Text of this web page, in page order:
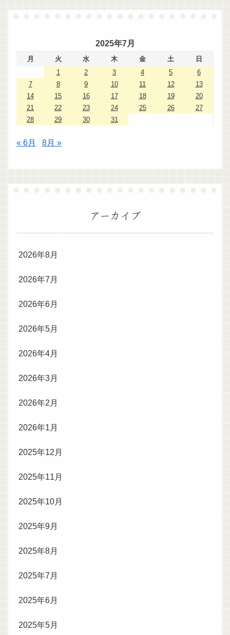
2025年7月
月 火 水 木 金 土
日
1
2 3 4 5
6
7
8 9 10 11 12
13
14
15 16 17 18 19
20
21
22 23 24 25 26
27
28
29 30 31
« 6月 8月 »
アーカイブ
2026年8月
2026年7月
2026年6月
2026年5月
2026年4月
2026年3月
2026年2月
2026年1月
2025年12月
2025年11月
2025年10月
2025年9月
2025年8月
2025年7月
2025年6月
2025年5月